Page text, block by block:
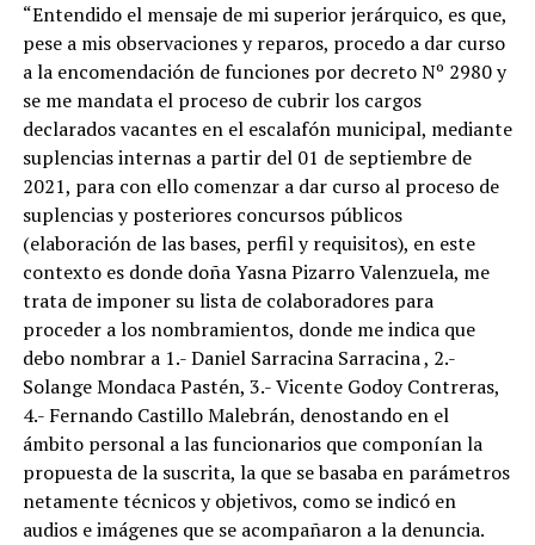
“Entendido el mensaje de mi superior jerárquico, es que,
pese a mis observaciones y reparos, procedo a dar curso
a la encomendación de funciones por decreto Nº 2980 y
se me mandata el proceso de cubrir los cargos
declarados vacantes en el escalafón municipal, mediante
suplencias internas a partir del 01 de septiembre de
2021, para con ello comenzar a dar curso al proceso de
suplencias y posteriores concursos públicos
(elaboración de las bases, perfil y requisitos), en este
contexto es donde doña Yasna Pizarro Valenzuela, me
trata de imponer su lista de colaboradores para
proceder a los nombramientos, donde me indica que
debo nombrar a 1.- Daniel Sarracina Sarracina , 2.-
Solange Mondaca Pastén, 3.- Vicente Godoy Contreras,
4.- Fernando Castillo Malebrán, denostando en el
ámbito personal a las funcionarios que componían la
propuesta de la suscrita, la que se basaba en parámetros
netamente técnicos y objetivos, como se indicó en
audios e imágenes que se acompañaron a la denuncia.